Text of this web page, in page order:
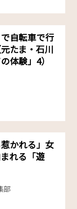
自転車で行
たま・石川
体験」4）
惹かれる」女
れる「遊
部